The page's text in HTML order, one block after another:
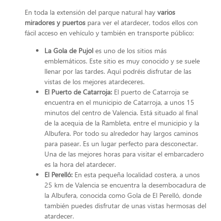
En toda la extensión del parque natural hay varios
miradores y puertos para ver el atardecer, todos ellos con
fácil acceso en vehículo y también en transporte público:
La Gola de Pujol es uno de los sitios más
emblemáticos. Este sitio es muy conocido y se suele
llenar por las tardes. Aquí podréis disfrutar de las
vistas de los mejores atardeceres.
El Puerto de Catarroja: El puerto de Catarroja se
encuentra en el municipio de Catarroja, a unos 15
minutos del centro de Valencia. Está situado al final
de la acequia de la Rambleta, entre el municipio y la
Albufera. Por todo su alrededor hay largos caminos
para pasear. Es un lugar perfecto para desconectar.
Una de las mejores horas para visitar el embarcadero
es la hora del atardecer.
El Perelló: En esta pequeña localidad costera, a unos
25 km de Valencia se encuentra la desembocadura de
la Albufera, conocida como Gola de El Perelló, donde
también puedes disfrutar de unas vistas hermosas del
atardecer.